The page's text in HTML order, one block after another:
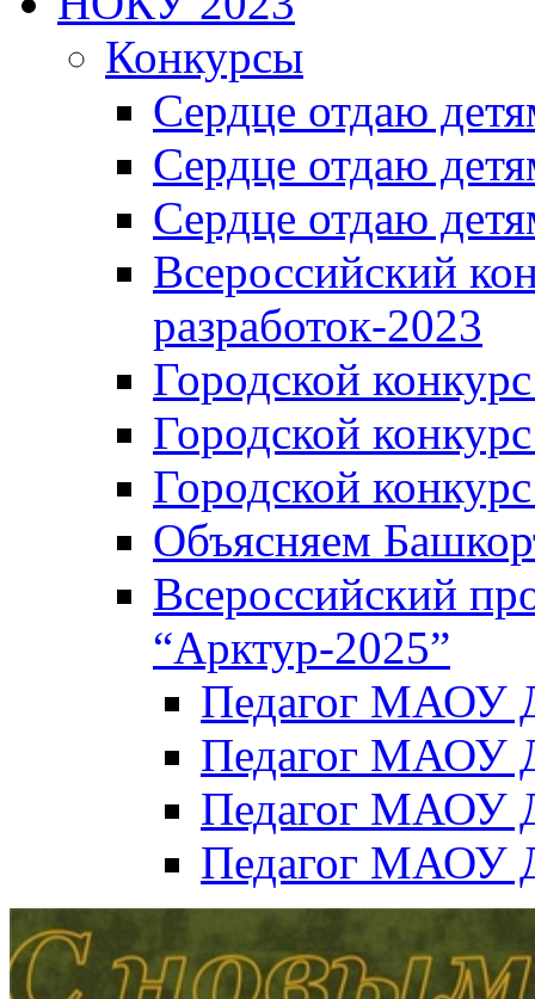
Конкурсы
Сердце отдаю
Сердце отдаю
Сердце отдаю
Всероссийский
разработок-2023
Городской
Городской
Городской
Объясняем
Всероссийский
“Арктур-2025”
Педагог МАОУ
Педагог МАОУ
Педагог МАОУ
Педагог МАОУ